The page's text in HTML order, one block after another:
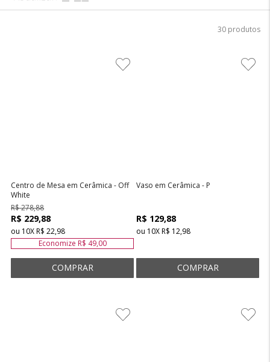
30
Centro de Mesa em Cerâmica - Off
White
R$ 278,88
R$ 229,88
ou 10XR$ 22,98
Economize R$ 49,00
Vaso em Cerâmica - P
R$ 129,88
ou 10XR$ 12,98